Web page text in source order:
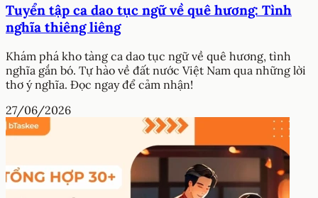
Tuyển tập ca dao tục ngữ về quê hương: Tình
nghĩa thiêng liêng
Khám phá kho tàng ca dao tục ngữ về quê hương, tình
nghĩa gắn bó. Tự hào về đất nước Việt Nam qua những lời
thơ ý nghĩa. Đọc ngay để cảm nhận!
27/06/2026